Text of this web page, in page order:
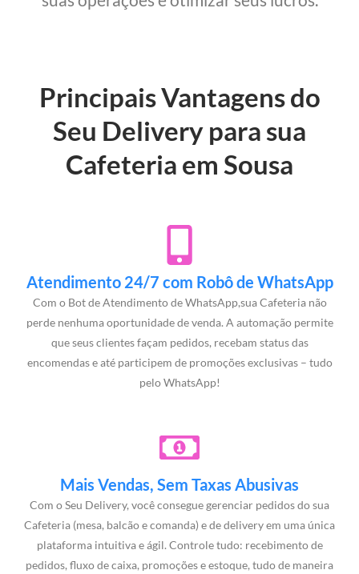
Principais Vantagens do
Seu Delivery para sua
Cafeteria em Sousa
Atendimento 24/7 com Robô de WhatsApp
Com o Bot de Atendimento de WhatsApp,sua Cafeteria não
perde nenhuma oportunidade de venda. A automação permite
que seus clientes façam pedidos, recebam status das
encomendas e até participem de promoções exclusivas – tudo
pelo WhatsApp!
Mais Vendas, Sem Taxas Abusivas
Com o Seu Delivery, você consegue gerenciar pedidos do sua
Cafeteria (mesa, balcão e comanda) e de delivery em uma única
plataforma intuitiva e ágil. Controle tudo: recebimento de
pedidos, fluxo de caixa, promoções e estoque, tudo de maneira